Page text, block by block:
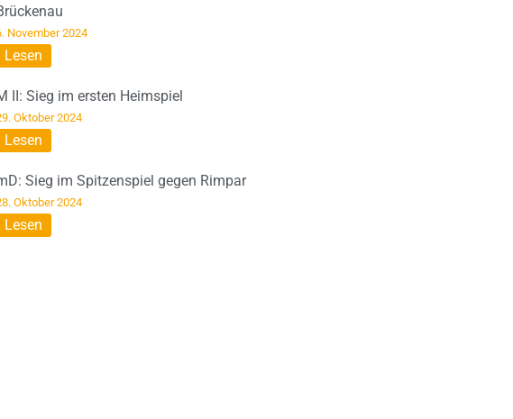
November 2024
Lesen
II: Sieg im ersten Heimspiel
Oktober 2024
Lesen
Sieg im Spitzenspiel gegen Rimpar
Oktober 2024
Lesen